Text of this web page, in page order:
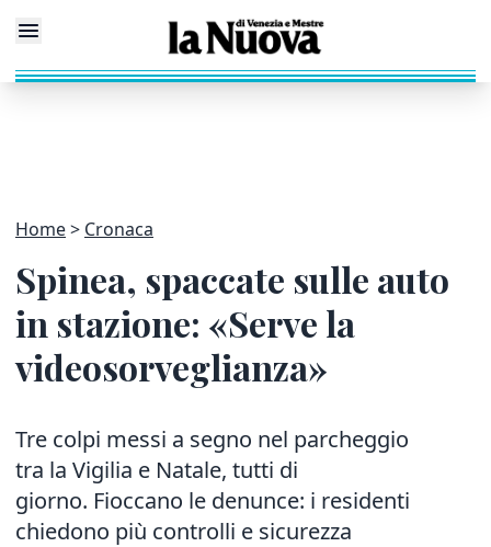
Home Cronaca
Spinea, spaccate sulle auto
in stazione: «Serve la
videosorveglianza»
Tre colpi messi a segno nel parcheggio
tra la Vigilia e Natale, tutti di
giorno. Fioccano le denunce: i residenti
chiedono più controlli e sicurezza